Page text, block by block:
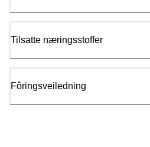
Tilsatte næringsstoffer
Fôringsveiledning